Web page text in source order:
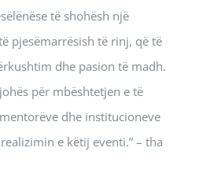
të shohësh një
pjesëmarrësish të rinj, që të
dhe pasion të madh.
për mbështetjen e të
dhe institucioneve
e këtij eventi.” – tha